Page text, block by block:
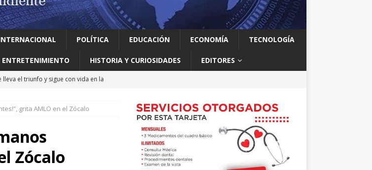
POLÍTICA EDUCACIÓN ECONOMÍA TECNOLOGÍA
ENTRETENIMIENTO HISTORIA Y CURIOSIDADES EDITORES
el triunfo y sigue con vida en la
que llegue la transformación a Nuevo
León: Waldo
LOCAL
grita AMLO en el Zócalo
Zócalo